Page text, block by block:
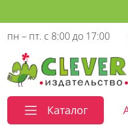
пн – пт. с 8:00 до 17:00
Каталог